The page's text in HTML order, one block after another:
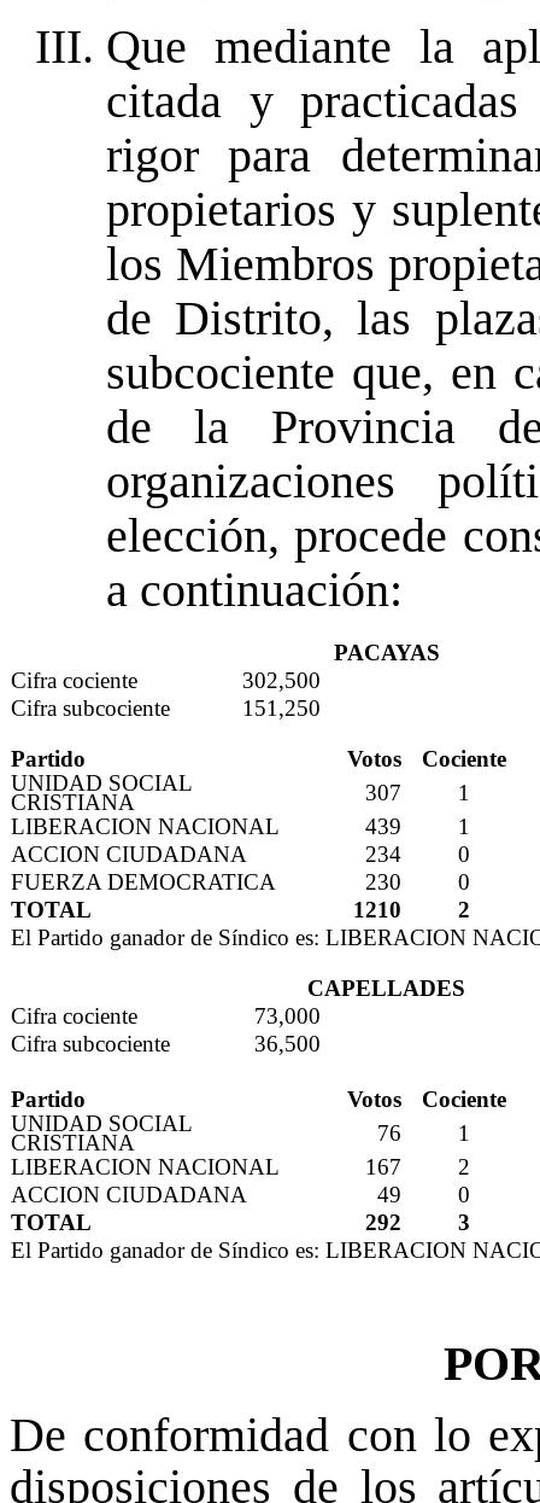
Que mediante la
citada y
rigor para
propietarios y
los Miembros
de Distrito, las
subcociente que, en
de la Provincia
organizaciones
elección, procede
a continuación:
PACAYAS
Cifra cociente
302,500
Cifra subcociente
151,250
Partido
Votos
Cociente
UNIDAD SOCIAL
CRISTIANA 307
1
LIBERACION NACIONAL
439
1
ACCION CIUDADANA
234
0
FUERZA DEMOCRATICA
230
0
TOTAL
1210
2
El Partido ganador de Síndico es: LIBERACION
CAPELLADES
Cifra cociente
73,000
Cifra subcociente
36,500
Partido Votos
Cociente
UNIDAD SOCIAL
CRISTIANA 76
1
LIBERACION NACIONAL
167
2
ACCION CIUDADANA
49
0
TOTAL
292
3
El Partido ganador de Síndico es: LIBERACION
De conformidad con lo
disposiciones de los